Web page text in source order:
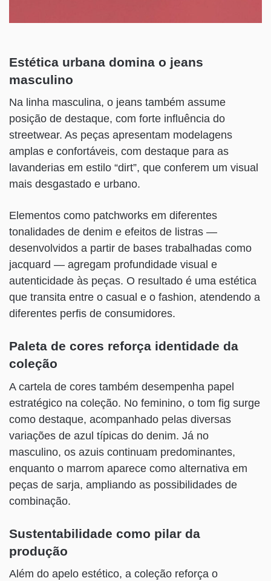
Estética urbana domina o jeans
masculino
Na linha masculina, o jeans também assume
posição de destaque, com forte influência do
streetwear. As peças apresentam modelagens
amplas e confortáveis, com destaque para as
lavanderias em estilo “dirt”, que conferem um visual
mais desgastado e urbano.
Elementos como patchworks em diferentes
tonalidades de denim e efeitos de listras —
desenvolvidos a partir de bases trabalhadas como
jacquard — agregam profundidade visual e
autenticidade às peças. O resultado é uma estética
que transita entre o casual e o fashion, atendendo a
diferentes perfis de consumidores.
Paleta de cores reforça identidade da
coleção
A cartela de cores também desempenha papel
estratégico na coleção. No feminino, o tom fig surge
como destaque, acompanhado pelas diversas
variações de azul típicas do denim. Já no
masculino, os azuis continuam predominantes,
enquanto o marrom aparece como alternativa em
peças de sarja, ampliando as possibilidades de
combinação.
Sustentabilidade como pilar da
produção
Além do apelo estético, a coleção reforça o